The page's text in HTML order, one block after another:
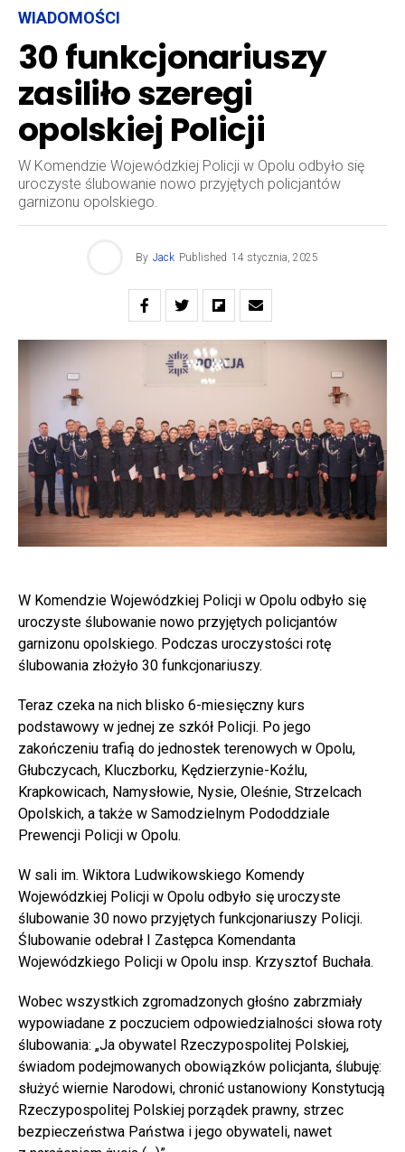
WIADOMOŚCI
30 funkcjonariuszy
zasiliło szeregi
opolskiej Policji
W Komendzie Wojewódzkiej Policji w Opolu odbyło się
uroczyste ślubowanie nowo przyjętych policjantów
garnizonu opolskiego.
By Jack Published 14 stycznia, 2025
W Komendzie Wojewódzkiej Policji w Opolu odbyło się
uroczyste ślubowanie nowo przyjętych policjantów
garnizonu opolskiego. Podczas uroczystości rotę
ślubowania złożyło 30 funkcjonariuszy.
Teraz czeka na nich blisko 6-miesięczny kurs
podstawowy w jednej ze szkół Policji. Po jego
zakończeniu trafią do jednostek terenowych w Opolu,
Głubczycach, Kluczborku, Kędzierzynie-Koźlu,
Krapkowicach, Namysłowie, Nysie, Oleśnie, Strzelcach
Opolskich, a także w Samodzielnym Pododdziale
Prewencji Policji w Opolu.
W sali im. Wiktora Ludwikowskiego Komendy
Wojewódzkiej Policji w Opolu odbyło się uroczyste
ślubowanie 30 nowo przyjętych funkcjonariuszy Policji.
Ślubowanie odebrał I Zastępca Komendanta
Wojewódzkiego Policji w Opolu insp. Krzysztof Buchała.
Wobec wszystkich zgromadzonych głośno zabrzmiały
wypowiadane z poczuciem odpowiedzialności słowa roty
ślubowania: „Ja obywatel Rzeczypospolitej Polskiej,
świadom podejmowanych obowiązków policjanta, ślubuję:
służyć wiernie Narodowi, chronić ustanowiony Konstytucją
Rzeczypospolitej Polskiej porządek prawny, strzec
bezpieczeństwa Państwa i jego obywateli, nawet